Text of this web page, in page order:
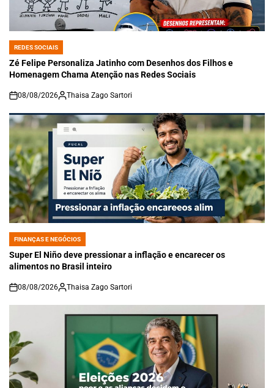
POSTED
IN
REDES SOCIAIS
Zé Felipe Personaliza Jatinho com Desenhos dos Filhos e
Homenagem Chama Atenção nas Redes Sociais
on
08/08/2026 Thaisa Zago Sartori
POSTED
IN
FINANÇAS E NEGÓCIOS
Super El Niño deve pressionar a inflação e encarecer os
alimentos no Brasil inteiro
on
08/08/2026 Thaisa Zago Sartori